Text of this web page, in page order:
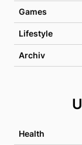
Games
Lifestyle
Archiv
Health